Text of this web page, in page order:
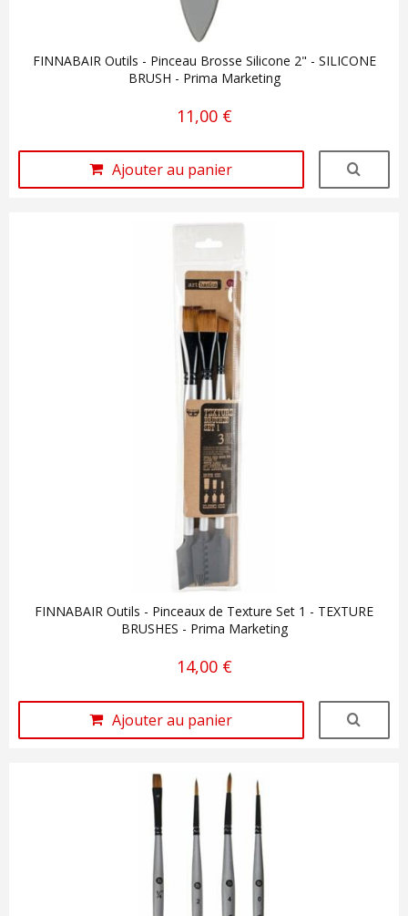
FINNABAIR Outils - Pinceau Brosse Silicone 2" - SILICONE
BRUSH - Prima Marketing
11,00 €
Ajouter au panier
FINNABAIR Outils - Pinceaux de Texture Set 1 - TEXTURE
BRUSHES - Prima Marketing
14,00 €
Ajouter au panier